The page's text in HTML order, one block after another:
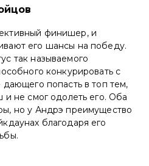
финишер, и
его шансы на победу.
так называемого
конкурировать с
попасть в топ тем,
и не смог одолеть его. Оба
но у Андрэ преимущество
благодаря его